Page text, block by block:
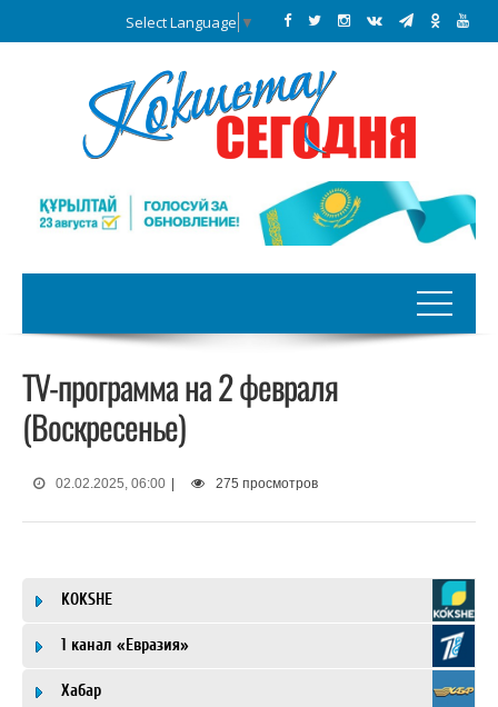
Select Language ▼
TV-программа на 2 февраля
(Воскресенье)
02.02.2025, 06:00 275 просмотров
KOKSHE
1 канал «Евразия»
Хабар